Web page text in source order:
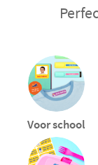
Voor school